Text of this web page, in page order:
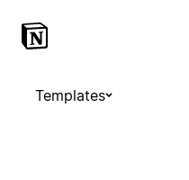
Templates